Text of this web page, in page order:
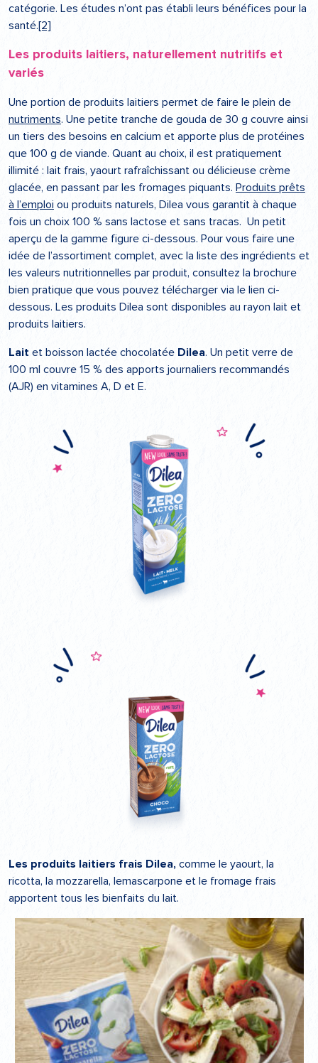
catégorie. Les études n’ont pas établi leurs bénéfices pour la
santé.[2]
Les produits laitiers, naturellement nutritifs et
variés
Une portion de produits laitiers permet de faire le plein de
nutriments. Une petite tranche de gouda de 30 g couvre ainsi
un tiers des besoins en calcium et apporte plus de protéines
que 100 g de viande. Quant au choix, il est pratiquement
illimité : lait frais, yaourt rafraîchissant ou délicieuse crème
glacée, en passant par les fromages piquants. Produits prêts
à l’emploi ou produits naturels, Dilea vous garantit à chaque
fois un choix 100 % sans lactose et sans tracas. Un petit
aperçu de la gamme figure ci-dessous. Pour vous faire une
idée de l’assortiment complet, avec la liste des ingrédients et
les valeurs nutritionnelles par produit, consultez la brochure
bien pratique que vous pouvez télécharger via le lien ci-
dessous. Les produits Dilea sont disponibles au rayon lait et
produits laitiers.
Lait et boisson lactée chocolatée Dilea. Un petit verre de
100 ml couvre 15 % des apports journaliers recommandés
(AJR) en vitamines A, D et E.
Les produits laitiers frais Dilea, comme le yaourt, la
ricotta, la mozzarella, lemascarpone et le fromage frais
apportent tous les bienfaits du lait.